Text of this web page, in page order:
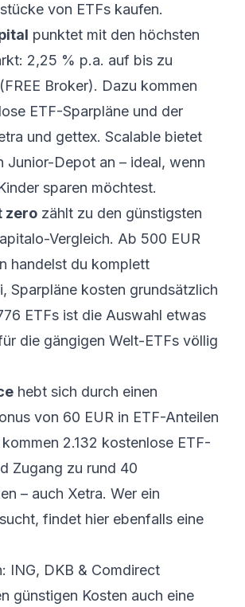
von ETFs kaufen.
punktet mit den höchsten
2,25 % p.a. auf bis zu
Broker). Dazu kommen
ETF-Sparpläne und der
und gettex. Scalable bietet
Junior-Depot an – ideal, wenn
sparen möchtest.
zero zählt zu den günstigsten
Vergleich. Ab 500 EUR
handelst du komplett
Sparpläne kosten grundsätzlich
ETFs ist die Auswahl etwas
die gängigen Welt-ETFs völlig
hebt sich durch einen
von 60 EUR in ETF-Anteilen
2.132 kostenlose ETF-
Zugang zu rund 40
– auch Xetra. Wer ein
sucht, findet hier ebenfalls eine
ING, DKB & Comdirect
günstigen Kosten auch eine